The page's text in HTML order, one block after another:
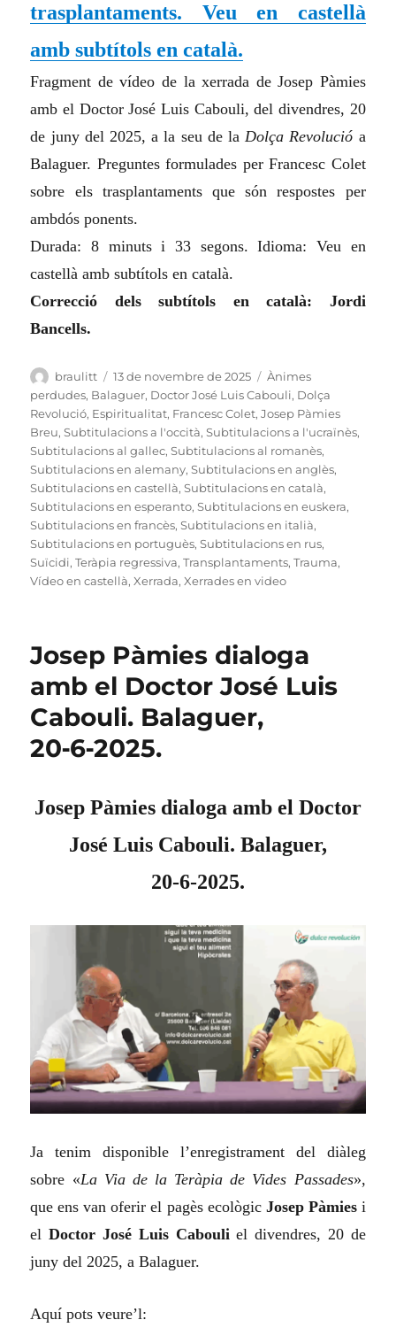
trasplantaments. Veu en castellà
amb subtítols en català.
Fragment de vídeo de la xerrada de Josep Pàmies
amb el Doctor José Luis Cabouli, del divendres, 20
de juny del 2025, a la seu de laDolça Revolució a
Balaguer. Preguntes formulades per Francesc Colet
sobre els trasplantaments que són respostes per
ambdós ponents.
Durada: 8 minuts i 33 segons. Idioma: Veu en
castellà amb subtítols en català.
Correcció dels subtítols en català: Jordi
Bancells.
Autor
braulitt
Publicat
el
13 de novembre de 2025 Categories
Ànimes
perdudes, Balaguer, Doctor José Luis Cabouli, Dolça
Revolució, Espiritualitat, Francesc Colet,Josep Pàmies
Breu,Subtitulacions a l'occità,Subtitulacions a l'ucraïnès,
Subtitulacions al gallec,Subtitulacions al romanès,
Subtitulacions en alemany,Subtitulacions en anglès,
Subtitulacions en castellà,Subtitulacions en català,
Subtitulacions en esperanto,Subtitulacions en euskera,
Subtitulacions en francès,Subtitulacions en italià,
Subtitulacions en portuguès,Subtitulacions en rus,
Suïcidi,Teràpia regressiva,Transplantaments,Trauma,
Vídeo en castellà,Xerrada,Xerrades en video
Josep Pàmies dialoga
amb el Doctor José Luis
Cabouli. Balaguer,
20‑6‑2025.
Josep Pàmies dialoga amb el Doctor
José Luis Cabouli. Balaguer,
20‑6‑2025.
Ja tenim disponible l’enregistrament del diàleg
sobre «La Via de la Teràpia de Vides Passades»,
que ens van oferir el pagès ecològic Josep Pàmiesi
elDoctor José Luis Cabouliel divendres, 20 de
juny del 2025, a Balaguer.
Aquí pots veure’l: